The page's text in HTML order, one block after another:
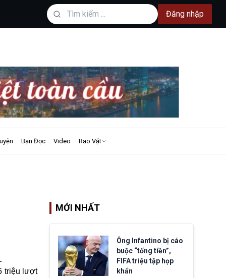
Đăng nhập
Bạn Đọc Video Rao Vặt
triệu lượt
MỚI NHẤT
Ông Infantino bị cáo
buộc “tống tiền”,
FIFA triệu tập họp
khẩn